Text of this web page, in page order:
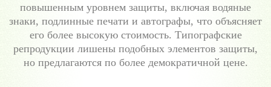
повышенным уровнем защиты, включая водяные
знаки, подлинные печати и автографы, что объясняет
его более высокую стоимость. Типографские
репродукции лишены подобных элементов защиты,
но предлагаются по более демократичной цене.